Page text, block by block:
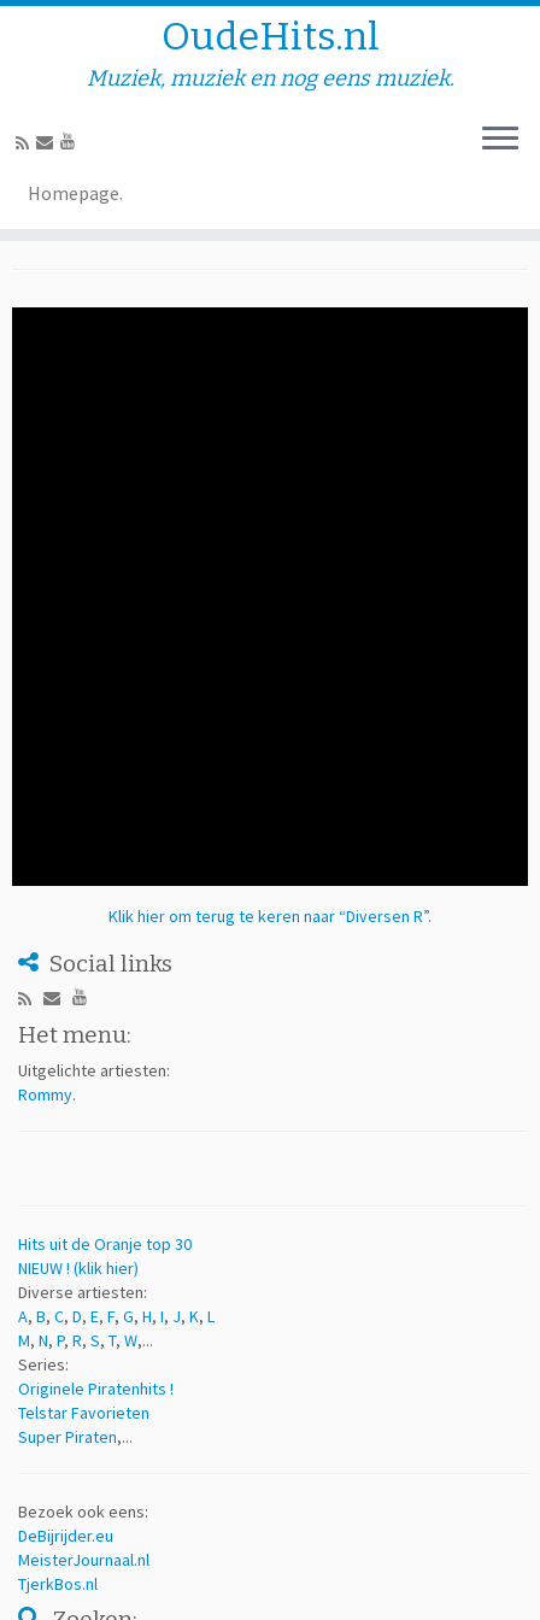
OudeHits.nl
Muziek, muziek en nog eens muziek.
Homepage.
de zon
Klik hier om terug te keren naar “Diversen R”.
Social links
Het menu:
Uitgelichte artiesten:
Rommy.
Hits uit de Oranje top 30
NIEUW ! (klik hier)
Diverse artiesten:
A, B, C, D, E, F, G, H, I, J, K, L
M, N, P, R, S, T, W,...
Series:
Originele Piratenhits !
Telstar Favorieten
Super Piraten,...
Bezoek ook eens:
DeBijrijder.eu
MeisterJournaal.nl
TjerkBos.nl